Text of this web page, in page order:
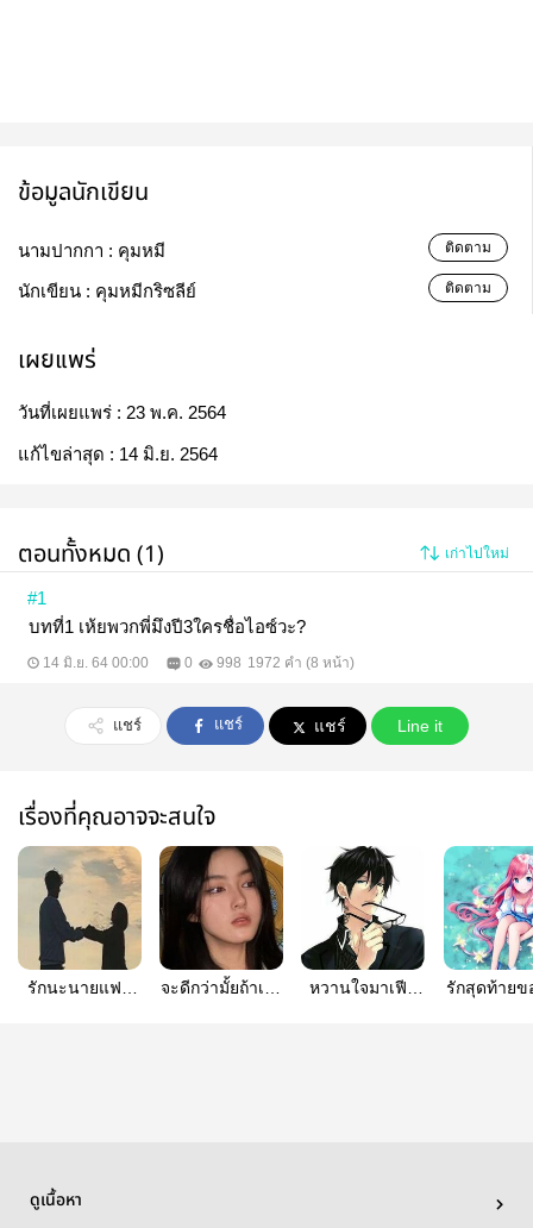
ข้อมูลนักเขียน
นามปากกา : คุมหมี ติดตาม
นักเขียน : คุมหมีกริซลีย์ ติดตาม
เผยแพร่
วันที่เผยแพร่ : 23 พ.ค. 2564
แก้ไขล่าสุด : 14 มิ.ย. 2564
ตอนทั้งหมด (1) เก่าไปใหม่
#1
บทที่1 เห้ยพวกพี่มึงปี3ใครชื่อไอซ์วะ?
14 มิ.ย. 64 00:00 0 998 1972 คำ (8 หน้า)
แชร์ แชร์ แชร์ Line it
เรื่องที่คุณอาจจะสนใจ
รักนะนายแฟน
จะดีกว่ามั้ยถ้าเรา
หวานใจมาเฟีย​
รักสุดท้ายข
ดูเนื้อหา